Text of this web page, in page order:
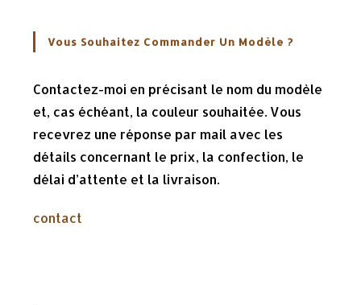
Vous Souhaitez Commander Un Modèle ?
Contactez-moi en précisant le nom du modèle
et, cas échéant, la couleur souhaitée. Vous
recevrez une réponse par mail avec les
détails concernant le prix, la confection, le
délai d’attente et la livraison.
contact